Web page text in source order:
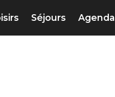
Séjours Agenda